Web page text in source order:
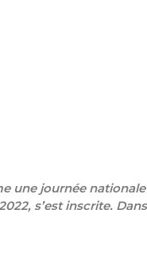
une journée
s’est inscrite.